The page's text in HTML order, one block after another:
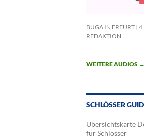
BUGA IN ERFURT
REDAKTION
WEITERE AUDIOS →
SCHLÖSSER
Übersichtskarte
für Schlösser